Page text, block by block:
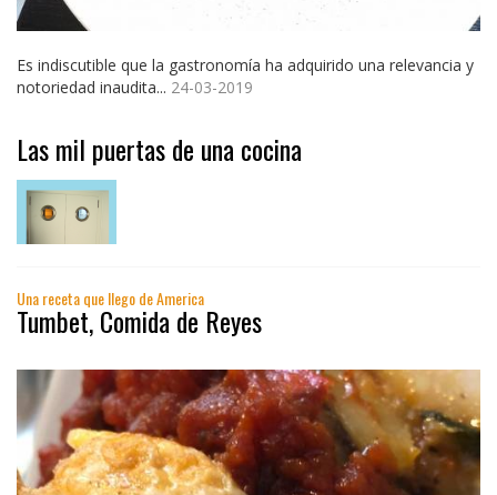
Es indiscutible que la gastronomía ha adquirido una relevancia y
notoriedad inaudita... 24-03-2019
Las mil puertas de una cocina
Una receta que llego de America
Tumbet, Comida de Reyes